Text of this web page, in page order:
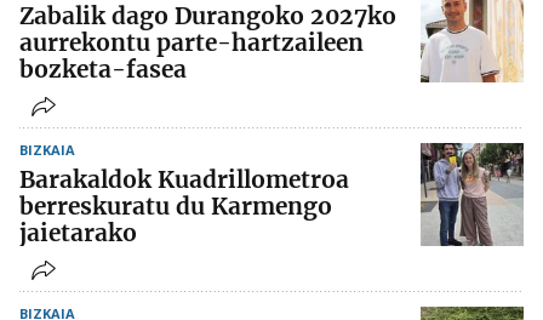
Zabalik dago Durangoko 2027ko
aurrekontu parte-hartzaileen
bozketa-fasea
BIZKAIA
Barakaldok Kuadrillometroa
berreskuratu du Karmengo
jaietarako
BIZKAIA